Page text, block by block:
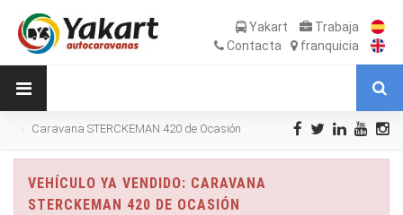
Yakart
Trabaja
Contacta
franquicia
Caravana STERCKEMAN 420 de Ocasión
VEHÍCULO YA VENDIDO: CARAVANA
STERCKEMAN 420 DE OCASIÓN